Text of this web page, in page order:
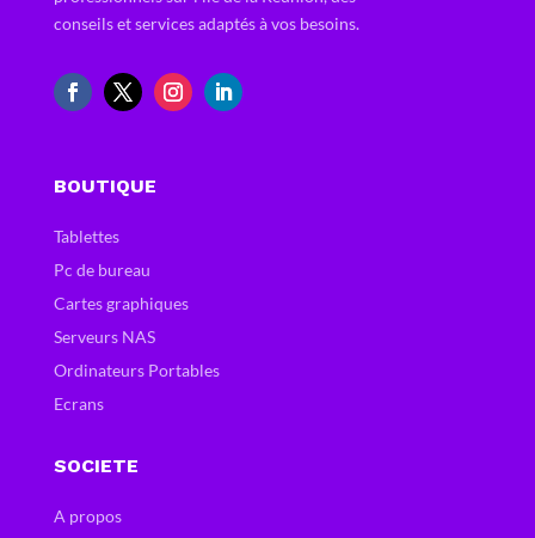
conseils et services adaptés à vos besoins.
BOUTIQUE
Tablettes
Pc de bureau
Cartes graphiques
Serveurs NAS
Ordinateurs Portables
Ecrans
SOCIETE
A propos